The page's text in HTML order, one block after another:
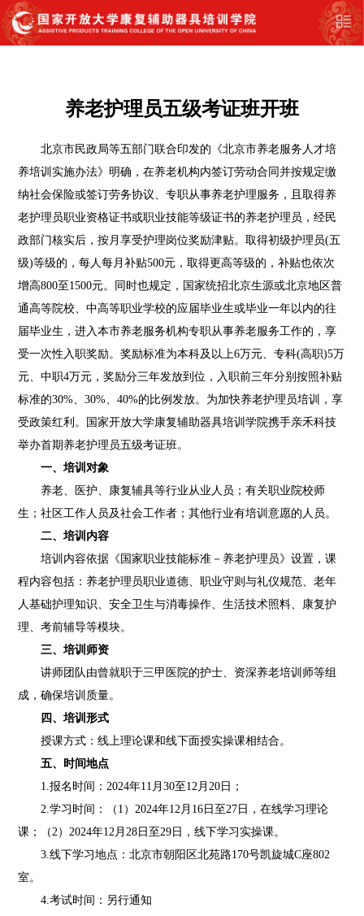
养老护理员五级考证班开班
北京市民政局等五部门联合印发的《北京市养老服务人才培
养培训实施办法》明确，在养老机构内签订劳动合同并按规定缴
纳社会保险或签订劳务协议、专职从事养老护理服务，且取得养
老护理员职业资格证书或职业技能等级证书的养老护理员，经民
政部门核实后，按月享受护理岗位奖励津贴。取得初级护理员(五
级)等级的，每人每月补贴500元，取得更高等级的，补贴也依次
增高800至1500元。同时也规定，国家统招北京生源或北京地区普
通高等院校、中高等职业学校的应届毕业生或毕业一年以内的往
届毕业生，进入本市养老服务机构专职从事养老服务工作的，享
受一次性入职奖励。奖励标准为本科及以上6万元、专科(高职)5万
元、中职4万元，奖励分三年发放到位，入职前三年分别按照补贴
标准的30%、30%、40%的比例发放。为加快养老护理员培训，享
受政策红利。国家开放大学康复辅助器具培训学院携手亲禾科技
举办首期养老护理员五级考证班。
一、培训对象
养老、医护、康复辅具等行业从业人员；有关职业院校师
生；社区工作人员及社会工作者；其他行业有培训意愿的人员。
二、培训内容
培训内容依据《国家职业技能标准－养老护理员》设置，课
程内容包括：养老护理员职业道德、职业守则与礼仪规范、老年
人基础护理知识、安全卫生与消毒操作、生活技术照料、康复护
理、考前辅导等模块。
三、培训师资
讲师团队由曾就职于三甲医院的护士、资深养老培训师等组
成，确保培训质量。
四、培训形式
授课方式：线上理论课和线下面授实操课相结合。
五、时间地点
1.报名时间：2024年11月30至12月20日；
2.学习时间：（1）2024年12月16日至27日，在线学习理论
课；（2）2024年12月28日至29日，线下学习实操课。
3.线下学习地点：北京市朝阳区北苑路170号凯旋城C座802
室。
4.考试时间：另行通知